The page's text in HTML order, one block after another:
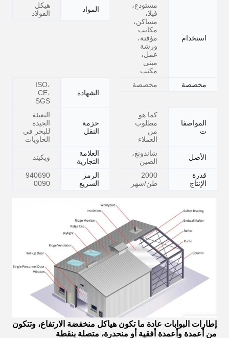
المواد
هيكل
الفولاذ
استخدام
مستودع،
فيلا،
مساكن،
مكاتب
مؤقتة،
ورشة
عمل،
مبنى
مكتب
الشهادة
ISO،
CE،
SGS
مخصصة مخصصة
حزمة
النقل
التعبئة
الجيدة
للبحر في
الحاويات
المواصفا
ت
كما هو
مطلوب
من
العملاء
العلامة
التجارية
ويكيند الأصل
شاندونغ،
الصين
الرمز
السريع
940690
0090
قدرة
الإنتاج
2000
طن/شهر
إطارات البوابات عادة ما تكون هياكل منخفضة الارتفاع، وتتكون
من أعمدة وأعمدة أفقية أو منحدرة، متصلة بنقطة